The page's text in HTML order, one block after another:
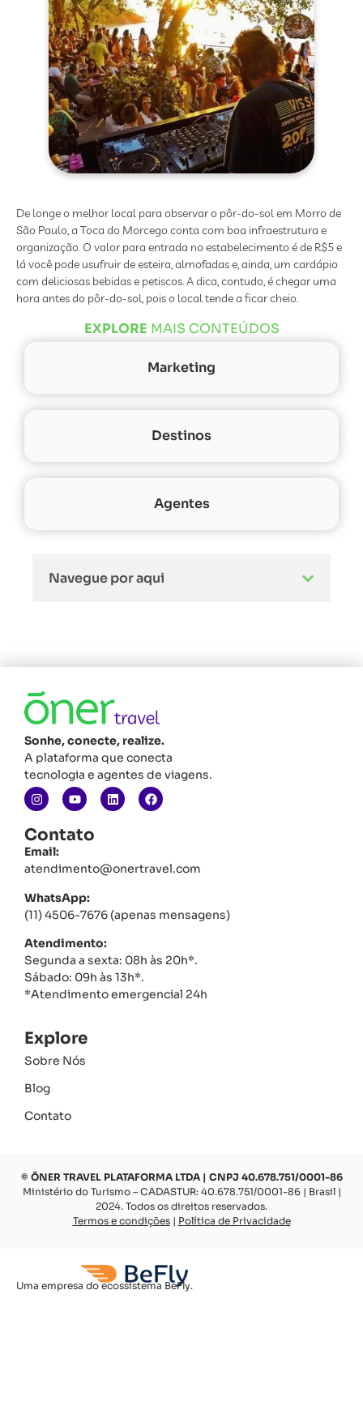
De longe o melhor local para observar o pôr-do-sol em Morro de
São Paulo, a Toca do Morcego conta com boa infraestrutura e
organização. O valor para entrada no estabelecimento é de R$5 e
lá você pode usufruir de esteira, almofadas e, ainda, um cardápio
com deliciosas bebidas e petiscos. A dica, contudo, é chegar uma
hora antes do pôr-do-sol, pois o local tende a ficar cheio.
EXPLORE MAIS CONTEÚDOS
Marketing
Destinos
Agentes
Navegue por aqui
Sonhe, conecte, realize.
A plataforma que conecta
tecnologia e agentes de viagens.
Contato
Email:
atendimento@onertravel.com
WhatsApp:
(11) 4506-7676 (apenas mensagens)
Atendimento:
Segunda a sexta: 08h às 20h*.
Sábado: 09h às 13h*.
*Atendimento emergencial 24h
Explore
Sobre Nós
Blog
Contato
© ŌNER TRAVEL PLATAFORMA LTDA | CNPJ 40.678.751/0001-86
Ministério do Turismo – CADASTUR: 40.678.751/0001-86 | Brasil |
2024. Todos os direitos reservados.
Termos e condições| Política de Privacidade
Uma empresa do ecossistema BeFly.